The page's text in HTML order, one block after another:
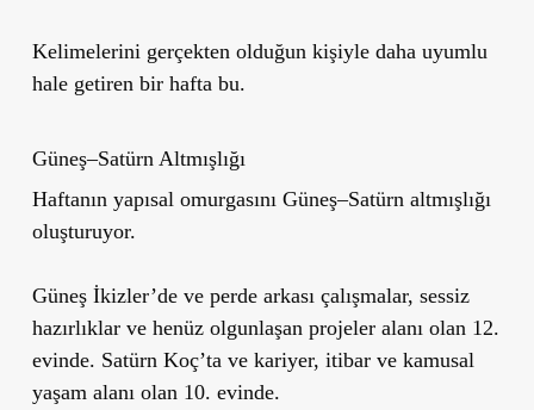
Kelimelerini gerçekten olduğun kişiyle daha uyumlu
hale getiren bir hafta bu.
Güneş–Satürn Altmışlığı
Haftanın yapısal omurgasını Güneş–Satürn altmışlığı
oluşturuyor.
Güneş İkizler’de ve perde arkası çalışmalar, sessiz
hazırlıklar ve henüz olgunlaşan projeler alanı olan 12.
evinde. Satürn Koç’ta ve kariyer, itibar ve kamusal
yaşam alanı olan 10. evinde.